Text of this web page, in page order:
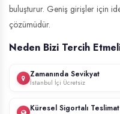
buluşturur. Geniş girişler için
çözümüdür.
Neden Bizi Tercih
Zamanında Sevikyat
İstanbul İçi Ücretsiz
Kapınızın ölçülerini yerinde
Küresel Sigortalı Teslimat